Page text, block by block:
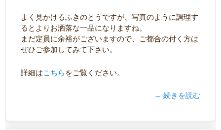
よく見かけるふきのとうですが、写真のように調理す
るとよりお洒落な一品になりますね。
まだ定員に余裕がございますので、ご都合の付く方は
ぜひご参加してみて下さい。
詳細はこちら をご覧ください。
→ 続きを読む